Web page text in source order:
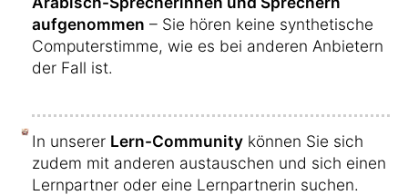
aufgenommen – Sie hören keine synthetische
Computerstimme, wie es bei anderen Anbietern
der Fall ist.
In unserer Lern-Community können Sie sich
zudem mit anderen austauschen und sich einen
Lernpartner oder eine Lernpartnerin suchen.